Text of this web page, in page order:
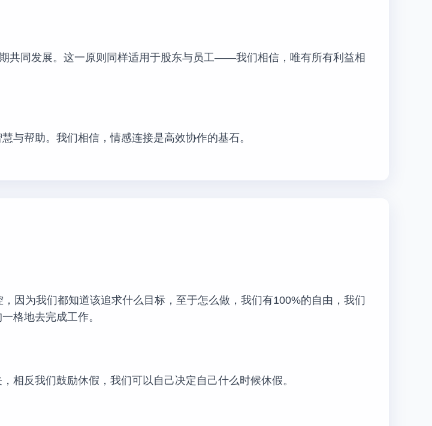
共同发展。这一原则同样适用于股东与员工——我们相信，唯有所有利益相
与帮助。我们相信，情感连接是高效协作的基石。
，因为我们都知道该追求什么目标，至于怎么做，我们有100%的自由，我们
格地去完成工作。
相反我们鼓励休假，我们可以自己决定自己什么时候休假。